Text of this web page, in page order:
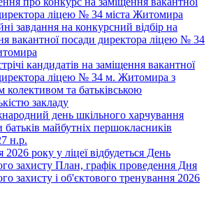
ліцею № 34 міста Житомира
завдання на конкурсний відбір на
вакантної посади директора ліцею № 34
кандидатів на заміщення вакантної
ліцею № 34 м. Житомира з
колективом та батьківською
закладу
день шкільного харчування
батьків майбутніх першокласників
н.р.
2026 року у ліцеї відбудеться День
захисту План, графік проведення Дня
захисту і об'єктового тренування 2026